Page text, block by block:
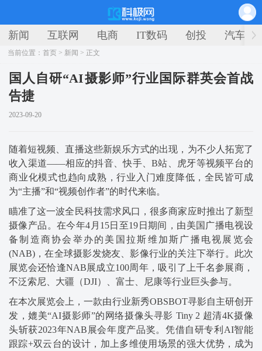
新闻 互联网 电商 IT数码 创投 汽车
当前位置：首页 > 新闻 > 正文
国人自研“AI摄影师”行业国际群英会首战
告捷
2023-09-20
随着短视频、直播这些新娱乐方式的出现，为不少人拓宽了
收入渠道——相应的抖音、快手、B站、虎牙等视频平台的
商业化模式也趋向成熟，行业入门难度降低，全民皆可成
为“主播”和“视频创作者”的时代来临。
瞄准了这一波全民科技需求风口，很多商家应时推出了新型
摄像产品。在今年4月15日至19日期间，由美国广播电视设
备制造商协会举办的美国拉斯维加斯广播电视展览会
(NAB)，在全球摄影发烧友、影像行业的关注下举行。此次
展览会还恰逢NAB展成立100周年，吸引了上千名参展商，
不泛索尼、大疆（DJI）、富士、尼康等行业巨头参与。
在本次展览会上，一款由行业新秀OBSBOT寻影自主研创开
发，媲美“AI摄影师”的网络摄像头寻影 Tiny 2 超清4K摄像
头斩获2023年NAB展会年度产品奖。凭借自研专利AI智能
跟踪+双云台的设计，加上多维使用场景的强大优势，成为